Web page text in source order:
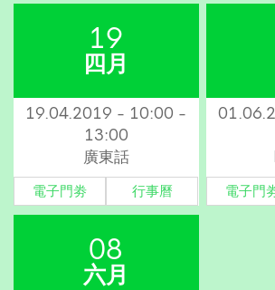
19
四月
19.04.2019 - 10:00 -
13:00
廣東話
電子門劵 行事曆 電子門
08
六月